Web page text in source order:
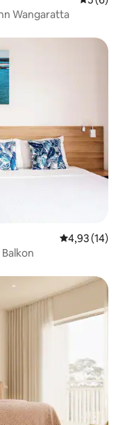
Wangaratta
4,93 (14)